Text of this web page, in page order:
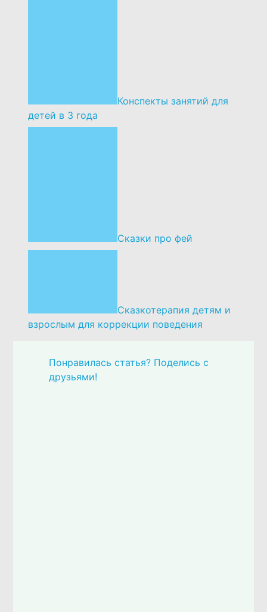
Конспекты занятий для
детей в 3 года
Сказки про фей
Сказкотерапия детям и
взрослым для коррекции поведения
Понравилась статья? Поделись с
друзьями!